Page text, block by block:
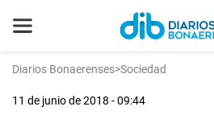
Diarios Bonaerenses>Sociedad
11 de junio de 2018 - 09:44